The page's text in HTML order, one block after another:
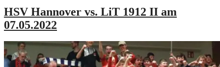
HSV Hannover vs. LiT 1912 II am
07.05.2022